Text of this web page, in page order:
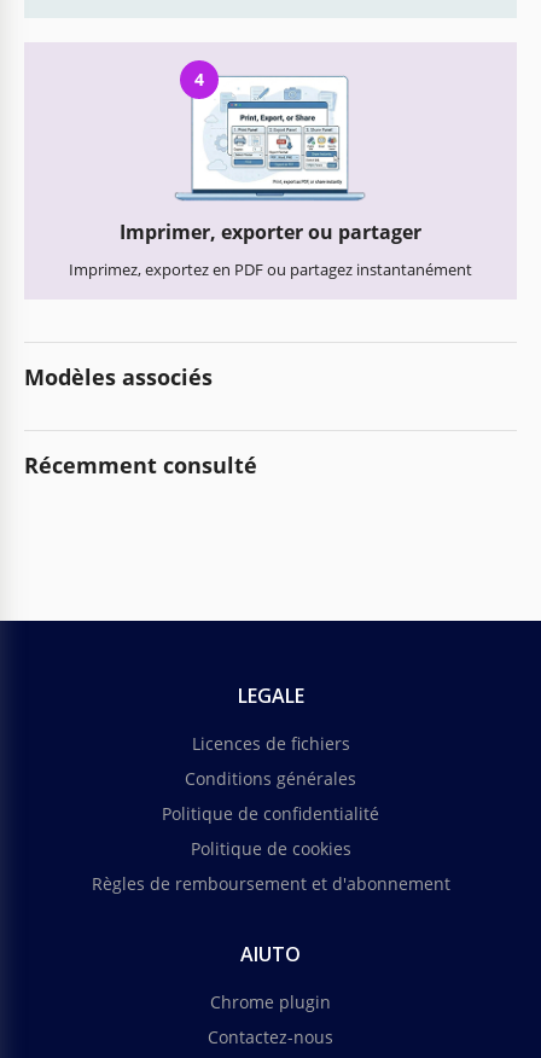
4
Imprimer, exporter ou partager
Imprimez, exportez en PDF ou partagez instantanément
Modèles associés
Récemment consulté
LEGALE
Licences de fichiers
Conditions générales
Politique de confidentialité
Politique de cookies
Règles de remboursement et d'abonnement
AIUTO
Chrome plugin
Contactez-nous